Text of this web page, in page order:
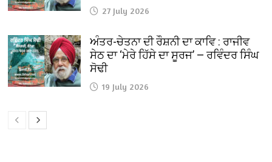
27 July 2026
ਅੰਤਰ-ਚੇਤਨਾ ਦੀ ਰੌਸ਼ਨੀ ਦਾ ਕਾਵਿ : ਰਾਜੀਵ
ਸੇਠ ਦਾ ‘ਮੇਰੇ ਹਿੱਸੇ ਦਾ ਸੂਰਜ’ — ਰਵਿੰਦਰ ਸਿੰਘ
ਸੋਢੀ
19 July 2026